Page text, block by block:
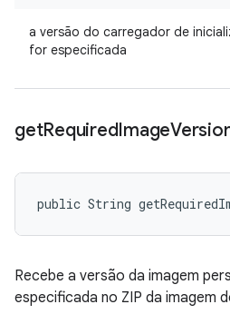
a versão do carregador de
for especificada
getRequiredImage
public String
Recebe a versão da imagem
especificada no ZIP da imagem